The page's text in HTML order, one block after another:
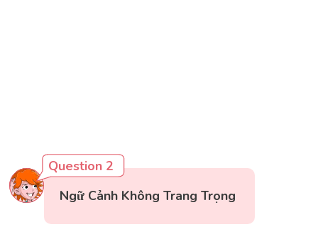
Question 2
Ngữ Cảnh Không Trang Trọng